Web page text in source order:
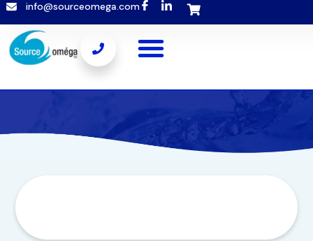
info@sourceomega.com
Popup template not selected